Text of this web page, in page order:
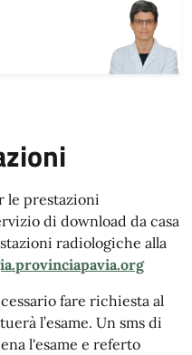
le prestazioni
di download da casa
radiologiche alla
fare richiesta al
l’esame. Un sms di
l'esame e referto